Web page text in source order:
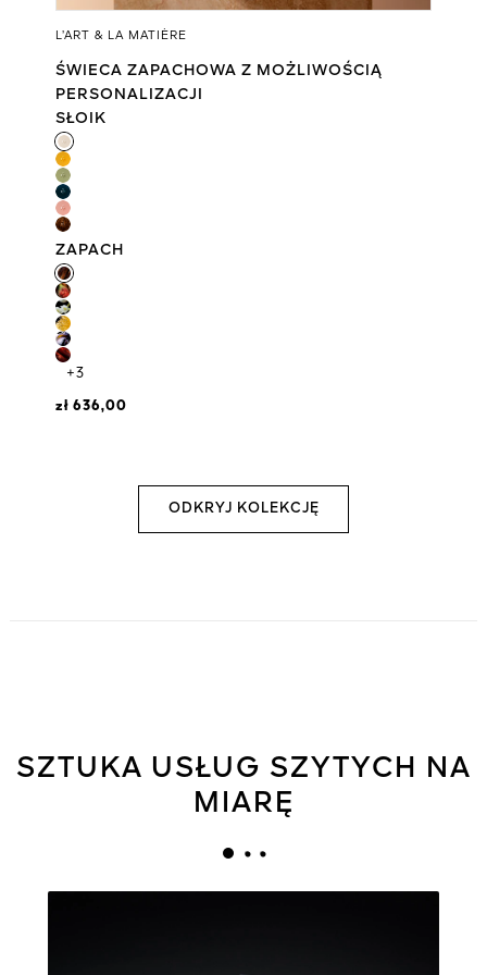
L’ART & LA MATIÈRE
ŚWIECA ZAPACHOWA Z MOŻLIWOŚCIĄ
PERSONALIZACJI
SŁOIK
ZAPACH
+3
zł 636,00
ODKRYJ KOLEKCJĘ
SZTUKA USŁUG SZYTYCH NA
MIARĘ